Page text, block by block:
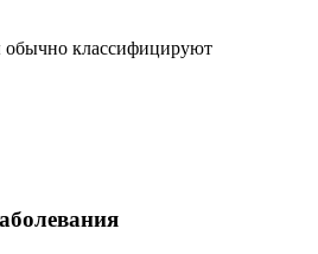
классифицируют